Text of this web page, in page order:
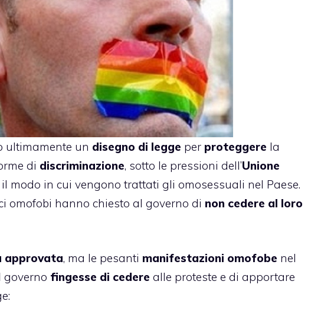
ultimamente un disegno di legge per proteggere la
di discriminazione, sotto le pressioni dell’Unione
modo in cui vengono trattati gli omosessuali nel Paese.
omofobi hanno chiesto al governo di non cedere al loro
approvata, ma le pesanti manifestazioni omofobe nel
governo fingesse di cedere alle proteste e di apportare